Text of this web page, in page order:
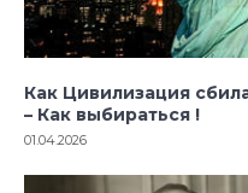
Как Цивилизация
– Как выбираться !
01.04.2026